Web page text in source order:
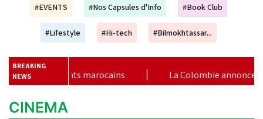
#EVENTS #Nos Capsules d'Info #Book Club
#Lifestyle #Hi-tech #Bilmokhtassar...
BREAKING
NEWS marocains | La Colombie annonce un
CINEMA